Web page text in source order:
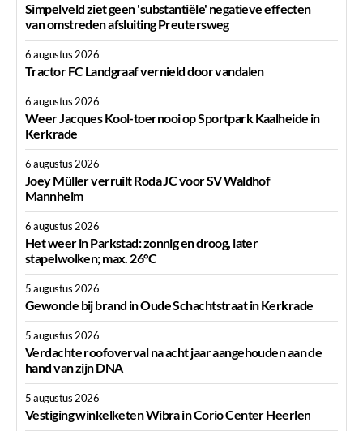
Simpelveld ziet geen 'substantiële' negatieve effecten
van omstreden afsluiting Preutersweg
6 augustus 2026
Tractor FC Landgraaf vernield door vandalen
6 augustus 2026
Weer Jacques Kool-toernooi op Sportpark Kaalheide in
Kerkrade
6 augustus 2026
Joey Müller verruilt Roda JC voor SV Waldhof
Mannheim
6 augustus 2026
Het weer in Parkstad: zonnig en droog, later
stapelwolken; max. 26°C
5 augustus 2026
Gewonde bij brand in Oude Schachtstraat in Kerkrade
5 augustus 2026
Verdachte roofoverval na acht jaar aangehouden aan de
hand van zijn DNA
5 augustus 2026
Vestiging winkelketen Wibra in Corio Center Heerlen